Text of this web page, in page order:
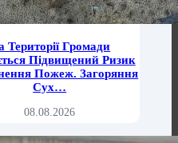
Території Громади
Підвищений Ризик
Пожеж. Загоряння
Сух…
08.08.2026